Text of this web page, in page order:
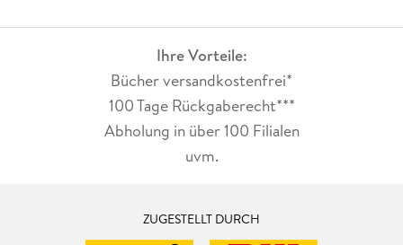
Ihre Vorteile:
Bücher versandkostenfrei*
100 Tage Rückgaberecht***
Abholung in über 100 Filialen
uvm.
ZUGESTELLT DURCH